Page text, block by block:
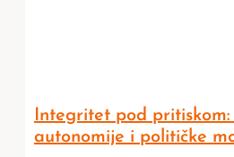
Integritet pod
autonomije i političke